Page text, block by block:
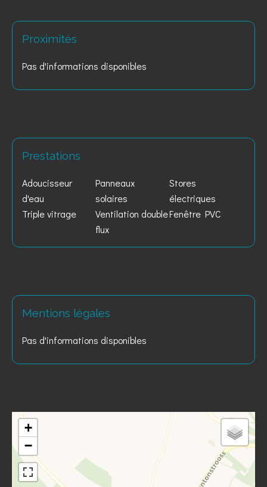
Proximités
Pas d'informations disponibles
Prestations
Adoucisseur
d'eau
Panneaux
solaires
Stores
électriques
Triple vitrage
Ventilation double
flux
Fenêtre PVC
Mentions légales
Pas d'informations disponibles
+
−